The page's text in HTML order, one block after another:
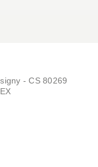
- CS 80269